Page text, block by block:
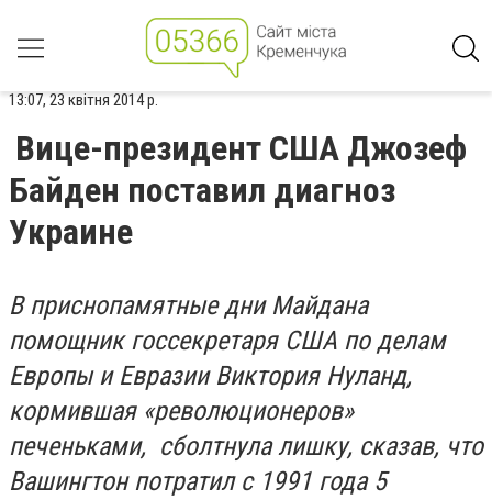
13:07, 23 квітня 2014 р.
Вице-президент США Джозеф
Байден поставил диагноз
Украине
В приснопамятные дни Майдана
помощник госсекретаря США по делам
Европы и Евразии Виктория Нуланд,
кормившая «революционеров»
печеньками, сболтнула лишку, сказав, что
Вашингтон потратил с 1991 года 5